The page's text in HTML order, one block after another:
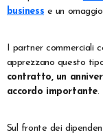
business e un
I partner commerciali
apprezzano questo
contratto, un
accordo importante.
Sul fronte dei